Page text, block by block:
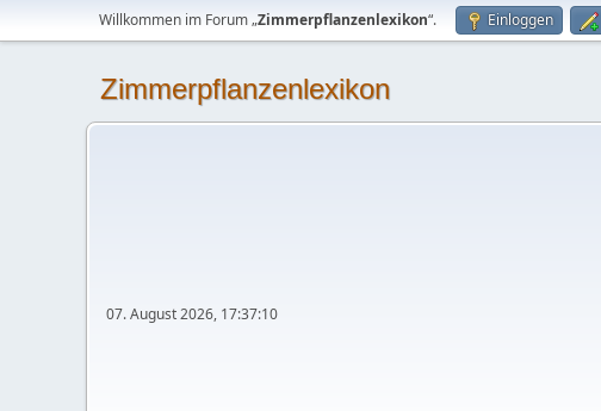
Willkommen im Forum „Zimmerpflanzenlexikon“. Einloggen
Zimmerpflanzenlexikon
07. August 2026, 17:37:10